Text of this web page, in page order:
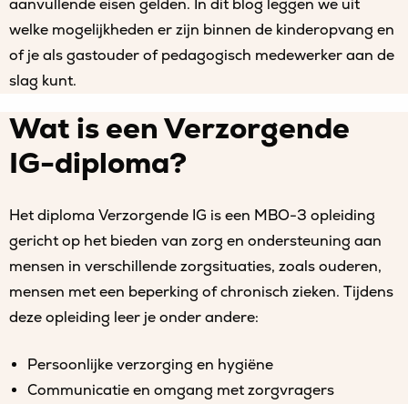
aanvullende eisen gelden. In dit blog leggen we uit
welke mogelijkheden er zijn binnen de kinderopvang en
of je als gastouder of pedagogisch medewerker aan de
slag kunt.
Wat is een Verzorgende
IG-diploma?
Het diploma Verzorgende IG is een MBO-3 opleiding
gericht op het bieden van zorg en ondersteuning aan
mensen in verschillende zorgsituaties, zoals ouderen,
mensen met een beperking of chronisch zieken. Tijdens
deze opleiding leer je onder andere:
Persoonlijke verzorging en hygiëne
Communicatie en omgang met zorgvragers